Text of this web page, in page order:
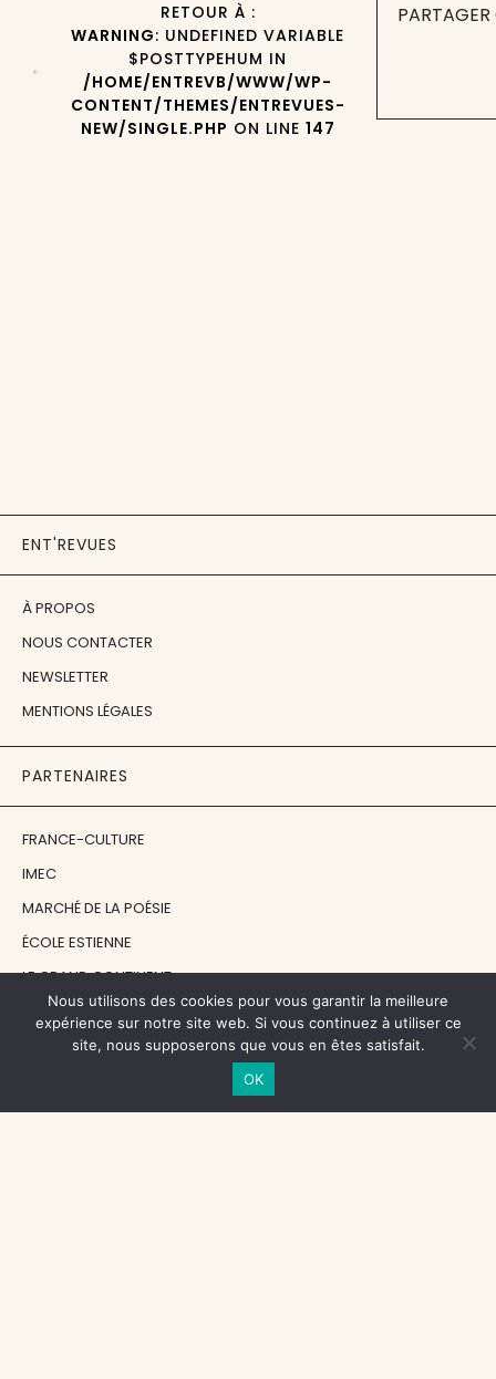
RETOUR À :
WARNING: UNDEFINED VARIABLE
$POSTTYPEHUM IN
/HOME/ENTREVB/WWW/WP-
CONTENT/THEMES/ENTREVUES-
NEW/SINGLE.PHP ON LINE 147
ENT'REVUES
À PROPOS
NOUS CONTACTER
NEWSLETTER
MENTIONS LÉGALES
PARTENAIRES
FRANCE-CULTURE
IMEC
MARCHÉ DE LA POÉSIE
ÉCOLE ESTIENNE
LE GRAND CONTINENT
DIACRITIK
EN ATTENDANT NADEAU
NOS SOUTIENS
Nous utilisons des cookies pour vous garantir la meilleure
expérience sur notre site web. Si vous continuez à utiliser ce
site, nous supposerons que vous en êtes satisfait.
OK